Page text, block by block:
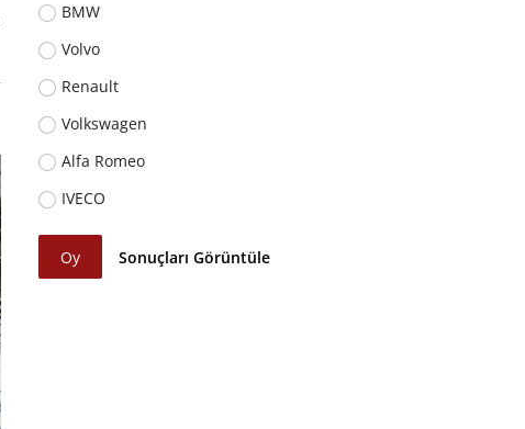
BMW
Volvo
Renault
Volkswagen
Alfa Romeo
IVECO
Oy Sonuçları Görüntüle